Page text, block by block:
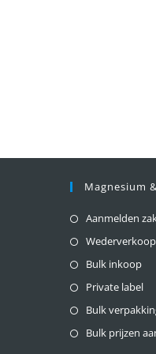
Magnesium
Aanmelden
Wederverkoop
Bulk inkoop
Private label
Bulk
Bulk prijzen